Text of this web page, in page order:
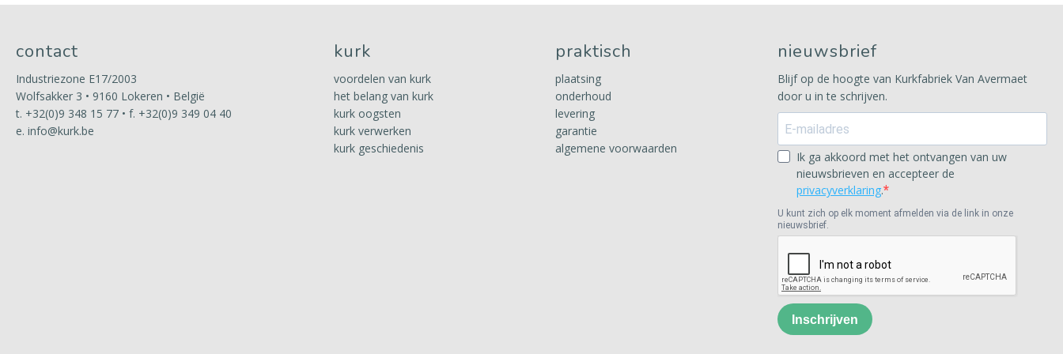
contact
Industriezone E17/2003
Wolfsakker 3 • 9160 Lokeren • België
t. +32(0)9 348 15 77 • f. +32(0)9 349 04 40
e. info@kurk.be
kurk
voordelen van kurk
het belang van kurk
kurk oogsten
kurk verwerken
kurk geschiedenis
praktisch
plaatsing
onderhoud
levering
garantie
algemene voorwaarden
nieuwsbrief
Blijf op de hoogte van Kurkfabriek Van Avermaet
door u in te schrijven.
Ik ga akkoord met het ontvangen van uw
nieuwsbrieven en accepteer de
privacyverklaring.
U kunt zich op elk moment afmelden via de link in onze
nieuwsbrief.
Inschrijven